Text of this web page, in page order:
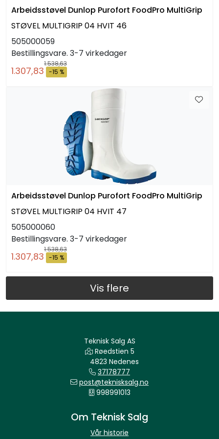
Arbeidsstøvel Dunlop Purofort FoodPro MultiGrip
STØVEL MULTIGRIP 04 HVIT 46
505000059
Bestillingsvare. 3-7 virkedager
1.538,63
1.307,83 -15 %
Arbeidsstøvel Dunlop Purofort FoodPro MultiGrip
STØVEL MULTIGRIP 04 HVIT 47
505000060
Bestillingsvare. 3-7 virkedager
1.538,63
1.307,83 -15 %
Vis flere
Teknisk Salg AS
Røedstien 5
4823 Nedenes
37178777
post@teknisksalg.no
998991013
Om Teknisk Salg
Vår historie